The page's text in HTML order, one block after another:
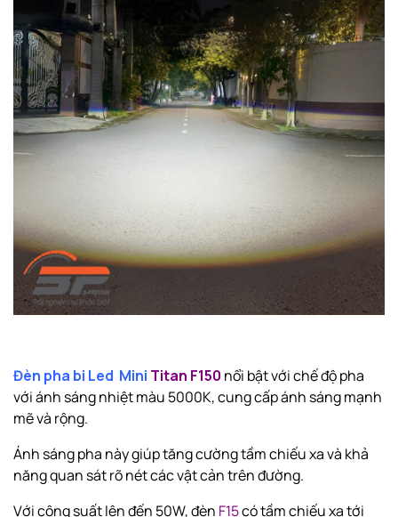
Đèn pha bi Led Mini Titan F150 nổi bật với chế độ pha
với ánh sáng nhiệt màu 5000K, cung cấp ánh sáng mạnh
mẽ và rộng.
Ánh sáng pha này giúp tăng cường tầm chiếu xa và khả
năng quan sát rõ nét các vật cản trên đường.
Với công suất lên đến 50W, đèn F15có tầm chiếu xa tới